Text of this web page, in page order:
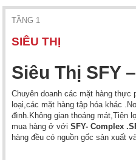
TẦNG 1
SIÊU THỊ
Siêu Thị SFY
Chuyên doanh các mặt hàng thực
loại,các mặt hàng tập hóa khác
đình.Không gian thoáng mát,Tiện
mua hàng ở vớiSFY- Complex
hàng đều có nguồn gốc sản xuất